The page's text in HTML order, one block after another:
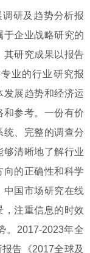
调研及趋势分析报
企业战略研究的
其研究成果以报告
业的行业研究报
展趋势和经济运
参考。一份有价
、完整的调查分
清晰地了解行业
向的正确性和科学
中国市场研究在线
注重信息的时效
。2017-2023年全
告《2017全球及